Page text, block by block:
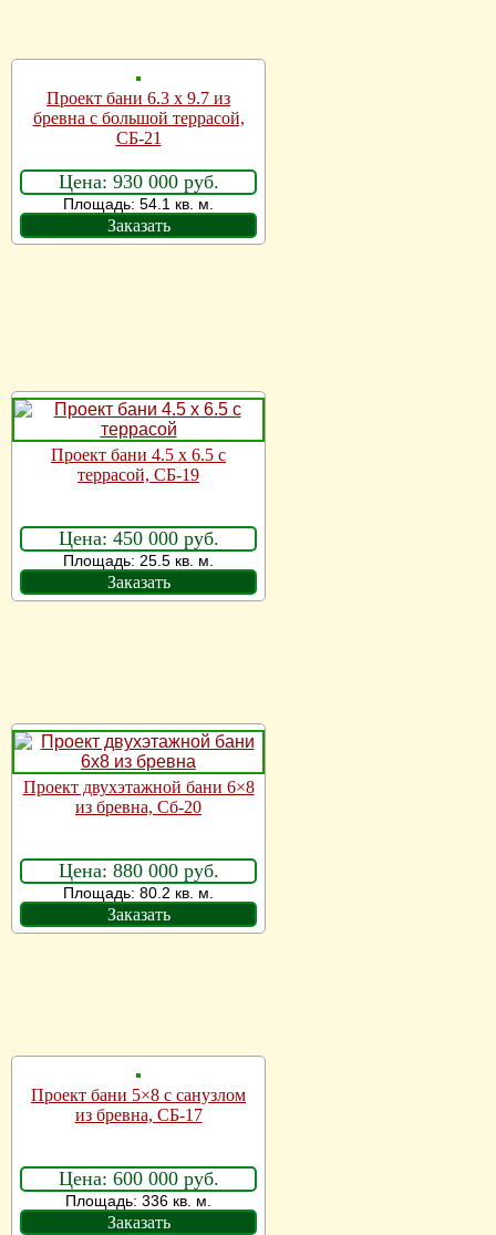
Проект бани 6.3 x 9.7 из
бревна с большой террасой,
СБ-21
Цена: 930 000 руб.
Площадь: 54.1 кв. м.
Заказать
Проект бани 4.5 x 6.5 с
террасой, СБ-19
Цена: 450 000 руб.
Площадь: 25.5 кв. м.
Заказать
Проект двухэтажной бани 6×8
из бревна, Сб-20
Цена: 880 000 руб.
Площадь: 80.2 кв. м.
Заказать
Проект бани 5×8 с санузлом
из бревна, СБ-17
Цена: 600 000 руб.
Площадь: 336 кв. м.
Заказать